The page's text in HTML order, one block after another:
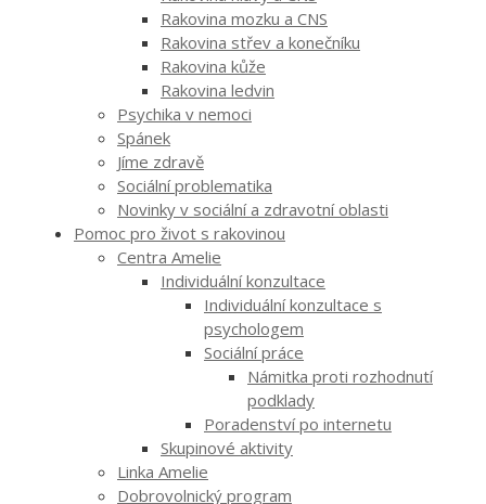
Rakovina mozku a CNS
Rakovina střev a konečníku
Rakovina kůže
Rakovina ledvin
Psychika v nemoci
Spánek
Jíme zdravě
Sociální problematika
Novinky v sociální a zdravotní oblasti
Pomoc pro život s rakovinou
Centra Amelie
Individuální konzultace
Individuální konzultace s
psychologem
Sociální práce
Námitka proti rozhodnutí
podklady
Poradenství po internetu
Skupinové aktivity
Linka Amelie
Dobrovolnický program